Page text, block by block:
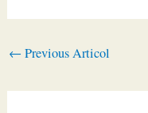
← Previous Articol